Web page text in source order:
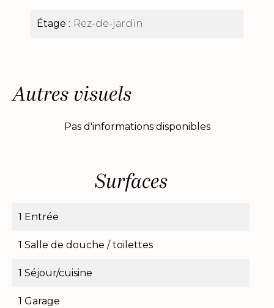
Étage Rez-de-jardin
Autres visuels
Pas d'informations disponibles
Surfaces
1 Entrée
1 Salle de douche / toilettes
1 Séjour/cuisine
1 Garage